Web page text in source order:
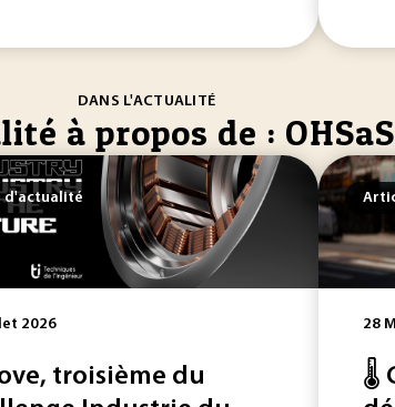
DANS L'ACTUALITÉ
à propos de : OHSaS
d'actualité
2026
troisième du
28
🌡️